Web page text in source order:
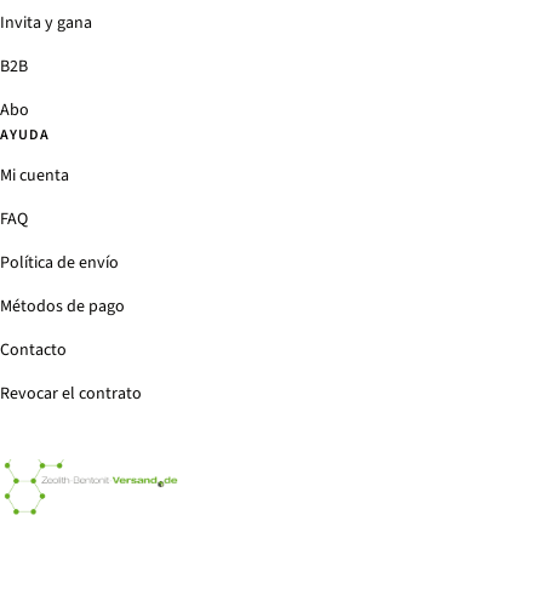
Invita y gana
B2B
Abo
AYUDA
Mi cuenta
FAQ
Política de envío
Métodos de pago
Contacto
Revocar el contrato
Zeolith-
Bentonit-